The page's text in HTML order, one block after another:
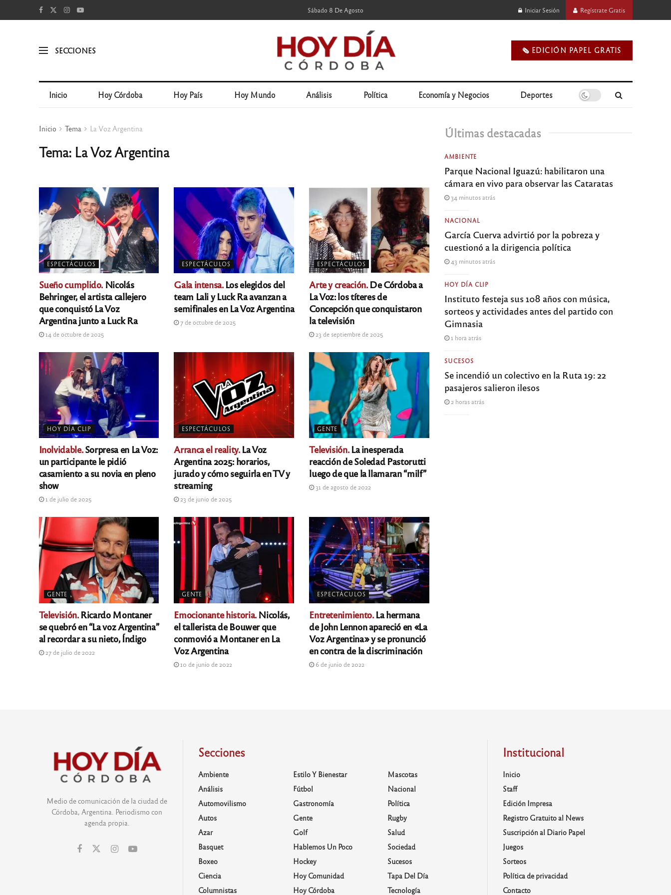
Sábado 8 De Agosto Iniciar Sesión Regístrate Gratis
SECCIONES 🗞️ EDICIÓN PAPEL GRATIS
Inicio Hoy Córdoba Hoy País Hoy Mundo Análisis Política Economía y Negocios Deportes
Inicio Tema La Voz Argentina
Tema: La Voz Argentina
ESPECTÁCULOS
Sueño cumplido. Nicolás
Behringer, el artista callejero
que conquistó La Voz
Argentina junto a Luck Ra
14 de octubre de 2025
ESPECTÁCULOS
Gala intensa.Los elegidos del
team Lali y Luck Ra avanzan a
semifinales en La Voz Argentina
7 de octubre de 2025
ESPECTÁCULOS
Arte y creación.De Córdoba a
La Voz: los títeres de
Concepción que conquistaron
la televisión
23 de septiembre de 2025
HOY DÍA CLIP
Inolvidable.Sorpresa en La Voz:
un participante le pidió
casamiento a su novia en pleno
show
1 de julio de 2025
ESPECTÁCULOS
Arranca el reality.La Voz
Argentina 2025: horarios,
jurado y cómo seguirla en TV y
streaming
23 de junio de 2025
GENTE
Televisión.La inesperada
reacción de Soledad Pastorutti
luego de que la llamaran “milf”
31 de agosto de 2022
GENTE
Televisión.Ricardo Montaner
se quebró en “La voz Argentina”
al recordar a su nieto, Índigo
27 de julio de 2022
GENTE
Emocionante historia.Nicolás,
el tallerista de Bouwer que
conmovió a Montaner en La
Voz Argentina
10 de junio de 2022
ESPECTÁCULOS
Entretenimiento.La hermana
de John Lennon apareció en «La
Voz Argentina» y se pronunció
en contra de la discriminación
6 de junio de 2022
Últimas destacadas
AMBIENTE
Parque Nacional Iguazú: habilitaron una
cámara en vivo para observar las Cataratas
34 minutos atrás
NACIONAL
García Cuerva advirtió por la pobreza y
cuestionó a la dirigencia política
43 minutos atrás
HOY DÍA CLIP
Instituto festeja sus 108 años con música,
sorteos y actividades antes del partido con
Gimnasia
1 hora atrás
SUCESOS
Se incendió un colectivo en la Ruta 19: 22
pasajeros salieron ilesos
2 horas atrás
Medio de comunicación de la ciudad de
Córdoba, Argentina. Periodismo con
agenda propia.
Secciones
Ambiente
Análisis
Automovilismo
Autos
Azar
Basquet
Boxeo
Ciencia
Columnistas
Estilo Y Bienestar
Fútbol
Gastronomía
Gente
Golf
Hablemos Un Poco
Hockey
Hoy Comunidad
Hoy Córdoba
Mascotas
Nacional
Política
Rugby
Salud
Sociedad
Sucesos
Tapa Del Día
Tecnología
Institucional
Inicio
Staff
Edición Impresa
Registro Gratuito al News
Suscripción al Diario Papel
Juegos
Sorteos
Política de privacidad
Contacto